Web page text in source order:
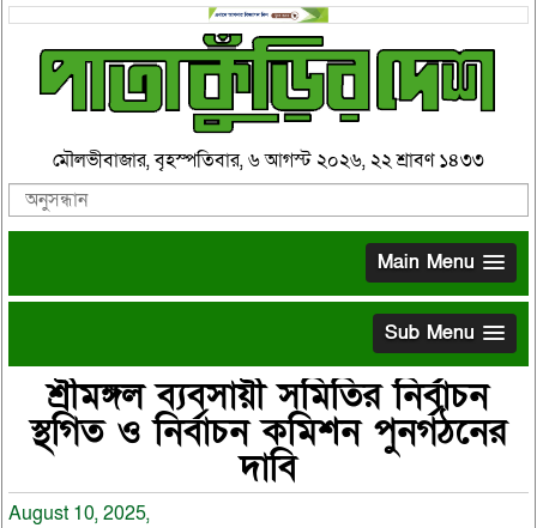
মৌলভীবাজার, বৃহস্পতিবার, ৬ আগস্ট ২০২৬, ২২ শ্রাবণ ১৪৩৩
Main Menu
Sub Menu
শ্রীমঙ্গল ব্যবসায়ী সমিতির নির্বাচন
স্থগিত ও নির্বাচন কমিশন পুনর্গঠনের
দাবি
August 10, 2025,